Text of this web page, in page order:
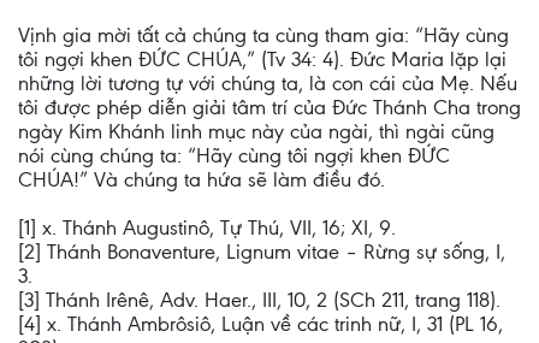
Vịnh gia mời tất cả chúng ta cùng tham gia: “Hãy cùng
tôi ngợi khen ĐỨC CHÚA,” (Tv 34: 4). Đức Maria lặp lại
những lời tương tự với chúng ta, là con cái của Mẹ. Nếu
tôi được phép diễn giải tâm trí của Đức Thánh Cha trong
ngày Kim Khánh linh mục này của ngài, thì ngài cũng
nói cùng chúng ta: “Hãy cùng tôi ngợi khen ĐỨC
CHÚA!” Và chúng ta hứa sẽ làm điều đó.
[1] x. Thánh Augustinô, Tự Thú, VII, 16; XI, 9.
[2] Thánh Bonaventure, Lignum vitae – Rừng sự sống, I,
3.
[3] Thánh Irênê, Adv. Haer., III, 10, 2 (SCh 211, trang 118).
[4] x. Thánh Ambrôsiô, Luận về các trinh nữ, I, 31 (PL 16,